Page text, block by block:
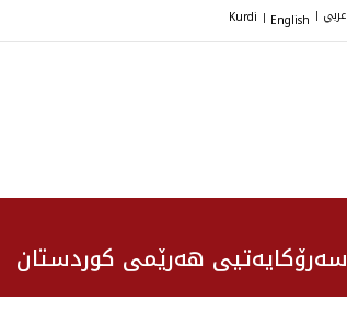
عربي |
English
|
Kurdi
سەرۆکایەتیی هەرێمی کوردستان